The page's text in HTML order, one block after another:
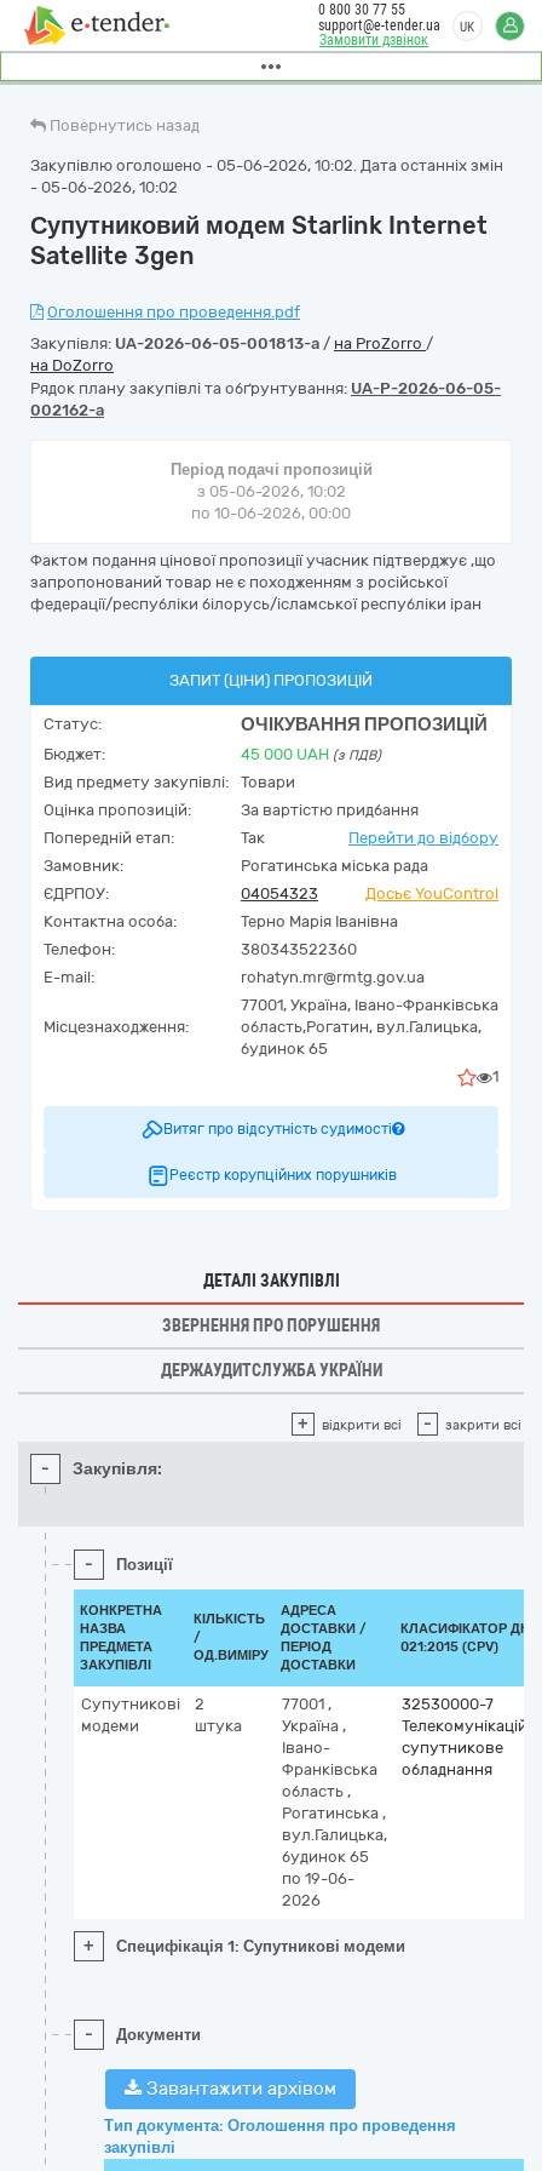
Замовити дзвінок
0 800 30 77 55
support@e-tender.ua
UK
Повернутись назад
Закупівлю оголошено - 05-06-2026, 10:02. Дата останніх змін
- 05-06-2026, 10:02
Супутниковий модем Starlink Internet
Satellite 3gen
Оголошення про проведення.pdf
Закупівля: UA-2026-06-05-001813-a / на ProZorro /
на DoZorro
Рядок плану закупівлі та обґрунтування: UA-P-2026-06-05-
002162-a
Період подачі пропозицій
з 05-06-2026, 10:02
по 10-06-2026, 00:00
Фактом подання цінової пропозиції учасник підтверджує ,що
запропонований товар не є походженням з російської
федерації/республіки білорусь/ісламської республіки іран
ЗАПИТ (ЦІНИ) ПРОПОЗИЦІЙ
Статус: ОЧІКУВАННЯ ПРОПОЗИЦІЙ
Бюджет: 45 000 UAH (з ПДВ)
Вид предмету закупівлі:
Товари
Оцінка пропозицій:
За вартістю придбання
Попередній етап:
Так
Перейти до відбору
Замовник:
Рогатинська міська рада
ЄДРПОУ:
04054323
Досьє YouControl
Контактна особа:
Терно Марія Іванівна
Телефон:
380343522360
E-mail:
rohatyn.mr@rmtg.gov.ua
Місцезнаходження:
77001, Україна, Івано-Франківська
область,Рогатин, вул.Галицька,
будинок 65
1
Витяг про відсутність судимості
Реєстр корупційних порушників
ДЕТАЛІ ЗАКУПІВЛІ
ЗВЕРНЕННЯ ПРО ПОРУШЕННЯ
ДЕРЖАУДИТСЛУЖБА УКРАЇНИ
+ відкрити всі - закрити всі
- Закупівля:
- Позиції
КОНКРЕТНА
НАЗВА
ПРЕДМЕТА
ЗАКУПІВЛІ
КІЛЬКІСТЬ
/
ОД.ВИМІРУ
АДРЕСА
ДОСТАВКИ /
ПЕРІОД
ДОСТАВКИ
КЛАСИФІКАТОР ДК
021:2015 (CPV)
Супутникові
модеми
2
штука
77001 ,
Україна ,
Івано-
Франківська
область ,
Рогатинська ,
вул.Галицька,
будинок 65
по 19-06-
2026
32530000-7
супутникове
обладнання
+ Специфікація 1: Супутникові модеми
- Документи
Завантажити архівом
Тип документа: Оголошення про проведення
закупівлі